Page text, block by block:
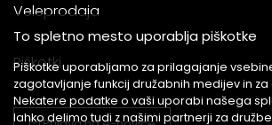
Veleprodaja
Piškotki
To spletno mesto uporablja piškotke
Piškotke uporabljamo za prilagajanje
zagotavljanje funkcij družabnih medijev in
Nekatere podatke o vaši uporabi našega
lahko delimo tudi z našimi partnerji za